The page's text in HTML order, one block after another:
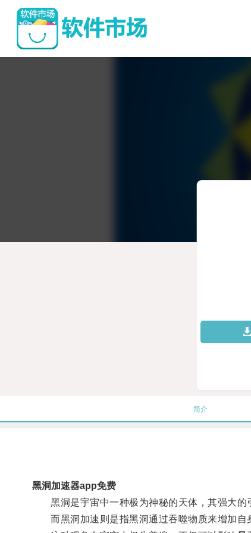
简介
黑洞加速器app免费
黑洞是宇宙中一种极为神秘的天体，其强大的
而黑洞加速则是指黑洞通过吞噬物质来增加自